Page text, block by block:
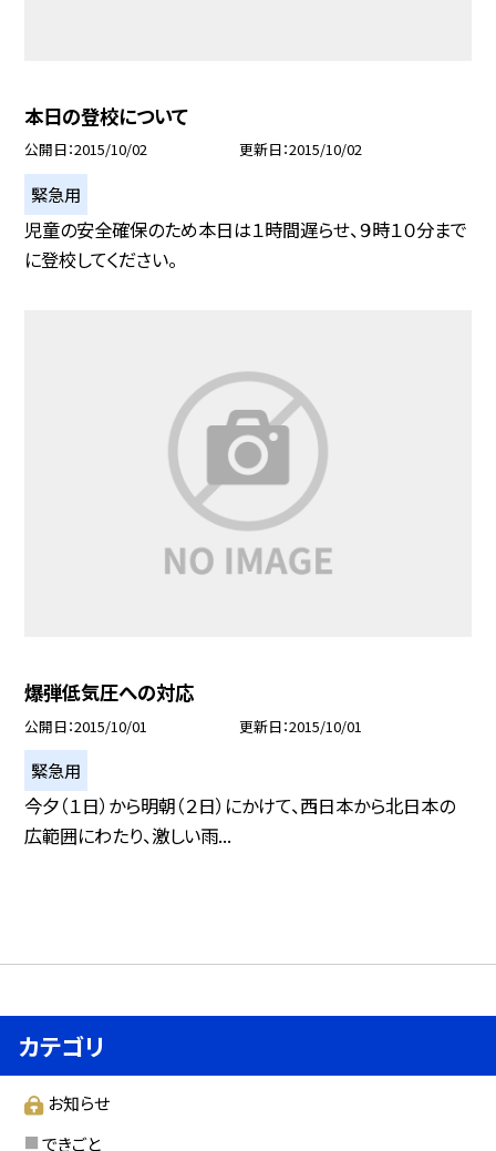
本日の登校について
公開日 2015/10/02 更新日 2015/10/02
緊急用
児童の安全確保のため本日は１時間遅らせ、９時１０分まで
に登校してください。
爆弾低気圧への対応
公開日 2015/10/01 更新日 2015/10/01
緊急用
今夕（１日）から明朝（２日）にかけて、西日本から北日本の
広範囲にわたり、激しい雨...
カテゴリ
お知らせ
できごと